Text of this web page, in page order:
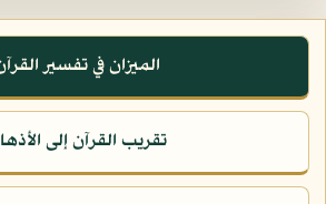
الميزان في تفسير
تقريب القرآن إلى